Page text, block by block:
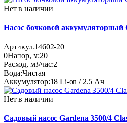
Нет в наличии
Насос бочковой аккумуляторный
Артикул:14602-20
0Напор, м:20
Расход, м3/час:2
Вода:Чистая
Аккумулятор:18 Li-on / 2.5 Ач
Нет в наличии
Садовый насос Gardena 3500/4